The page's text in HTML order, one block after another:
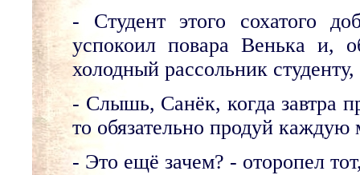
- Студент этого сохатого
успокоил повара Венька и,
холодный рассольник
- Слышь, Санёк, когда завтра
то обязательно продуй каждую
- Это ещё зачем? - оторопел